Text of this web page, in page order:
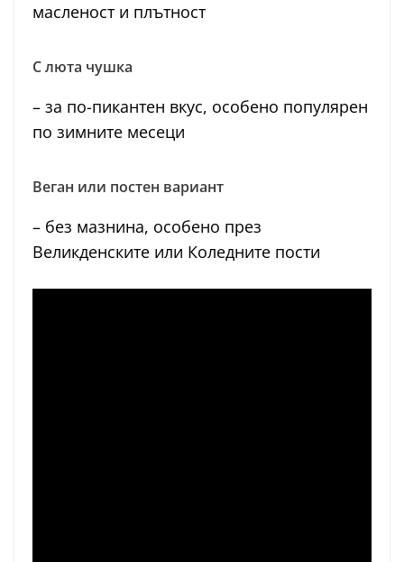
масленост и плътност
С люта чушка
– за по-пикантен вкус, особено популярен
по зимните месеци
Веган или постен вариант
– без мазнина, особено през
Великденските или Коледните пости